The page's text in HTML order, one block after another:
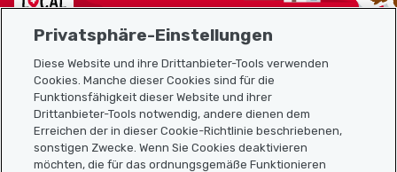
Sitemap
Nützliche Links
Privatsphäre-Einstellungen
Diese Website und ihre Drittanbieter-Tools verwenden
Cookies. Manche dieser Cookies sind für die
Funktionsfähigkeit dieser Website und ihrer
Drittanbieter-Tools notwendig, andere dienen dem
Erreichen der in dieser Cookie-Richtlinie beschriebenen,
sonstigen Zwecke. Wenn Sie Cookies deaktivieren
möchten, die für das ordnungsgemäße Funktionieren